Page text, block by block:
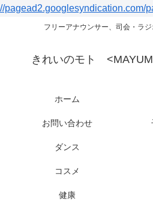
//pagead2.googlesyndication.com/
フリーアナウンサー、司会・ラ
きれいのモト
ホーム
お問い合わせ
ダンス
コスメ
健康